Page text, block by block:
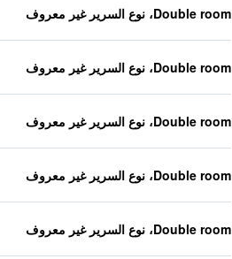
Double room، نوع السرير غير معروف
Double room، نوع السرير غير معروف
Double room، نوع السرير غير معروف
Double room، نوع السرير غير معروف
Double room، نوع السرير غير معروف